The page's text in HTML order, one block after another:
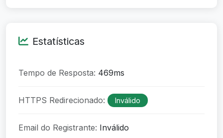
Estatísticas
Tempo de Resposta: 469ms
HTTPS Redirecionado: Inválido
Email do Registrante: Inválido